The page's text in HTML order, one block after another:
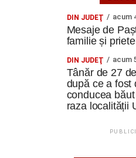
Limba care ne-a apropiat
Comunicarea s-a realizat
însă diversitatea culturală a
franceza, italiana și spaniola.
„Am descoperit încă o dată
instrumente de comunicare,
Într-un grup internațional,
DIN JUDEŢ acum
Mesaje de
familie și
DIN JUDEŢ acum
Tânăr de 27
după ce a fost
conducea
raza localității